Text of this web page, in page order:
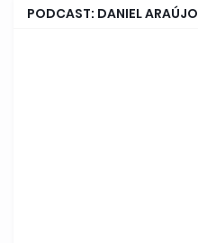
PODCAST: DANIEL ARAÚJO